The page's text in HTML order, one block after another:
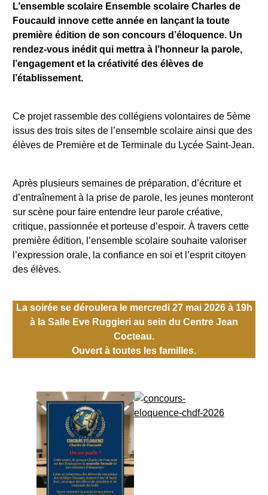
L’ensemble scolaire Ensemble scolaire Charles de
Foucauld innove cette année en lançant la toute
première édition de son concours d’éloquence. Un
rendez-vous inédit qui mettra à l’honneur la parole,
l’engagement et la créativité des élèves de
l’établissement.
Ce projet rassemble des collégiens volontaires de 5ème
issus des trois sites de l’ensemble scolaire ainsi que des
élèves de Première et de Terminale du Lycée Saint-Jean.
Après plusieurs semaines de préparation, d’écriture et
d’entraînement à la prise de parole, les jeunes monteront
sur scène pour faire entendre leur parole créative,
critique, passionnée et porteuse d’espoir. À travers cette
première édition, l’ensemble scolaire souhaite valoriser
l’expression orale, la confiance en soi et l’esprit citoyen
des élèves.
La soirée se déroulera le mercredi 27 mai 2026 à 19h
à la Salle Eve Ruggieri au sein du Centre Jean
Cocteau.
Ouvert à toutes les familles.